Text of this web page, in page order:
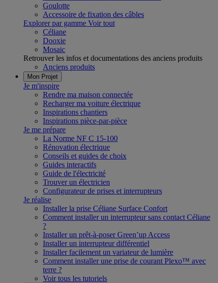
Goulotte
Accessoire de fixation des câbles
Explorer par gamme Voir tout
Céliane
Dooxie
Mosaic
Retrouver les infos et documentations des anciens produits
Anciens produits
Mon Projet
Je m'inspire
Rendre ma maison connectée
Recharger ma voiture électrique
Inspirations chantiers
Inspirations pièce-par-pièce
Je me prépare
La Norme NF C 15-100
Rénovation électrique
Conseils et guides de choix
Guides interactifs
Guide de l'électricité
Trouver un électricien
Configurateur de prises et interrupteurs
Je réalise
Installer la prise Céliane Surface Confort
Comment installer un interrupteur sans contact Céliane
?
Installer un prêt-à-poser Green’up Access
Installer un interrupteur différentiel
Installer facilement un variateur de lumière
Comment installer une prise de courant Plexo™ avec
terre ?
Voir tous les tutoriels